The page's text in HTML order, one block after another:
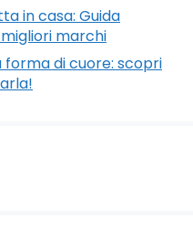
in casa: Guida
marchi
di cuore: scopri